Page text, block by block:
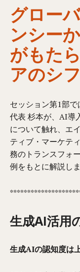
グロー
ンシー
がもた
アのシ
セッション第1部
代表 杉本が、AI導
について触れ、エ
ティブ・マーケテ
務のトランスフォ
例をもとに解説しま
生成AI活用
生成AIの認知度は